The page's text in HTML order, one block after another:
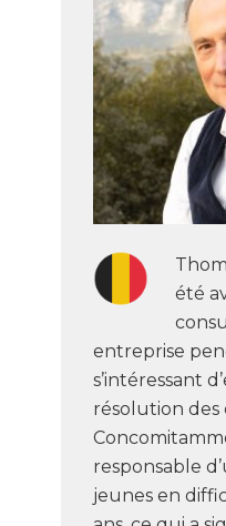
été
entreprise
s’intéressant
résolution des
responsable
jeunes en